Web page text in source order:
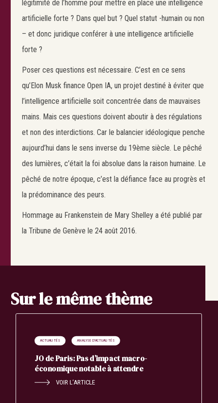
légitimité de l’homme pour mettre en place une intelligence
artificielle forte ? Dans quel but ? Quel statut -humain ou non
– et donc juridique conférer à une intelligence artificielle
forte ?
Poser ces questions est nécessaire. C’est en ce sens
qu’Elon Musk finance Open IA, un projet destiné à éviter que
l’intelligence artificielle soit concentrée dans de mauvaises
mains. Mais ces questions doivent aboutir à des régulations
et non des interdictions. Car le balancier idéologique penche
aujourd’hui dans le sens inverse du 19ème siècle. Le pêché
des lumières, c’était la foi absolue dans la raison humaine. Le
pêché de notre époque, c’est la défiance face au progrès et
la prédominance des peurs.
Hommage au Frankenstein de Mary Shelley a été publié par
la Tribune de Genève le 24 août 2016.
Sur le même thème
ACTUALITÉS ANALYSE D'ACTUALITÉS
JO de Paris: Pas d’impact macro-
économique notable à attendre
VOIR L’ARTICLE
Rechercher